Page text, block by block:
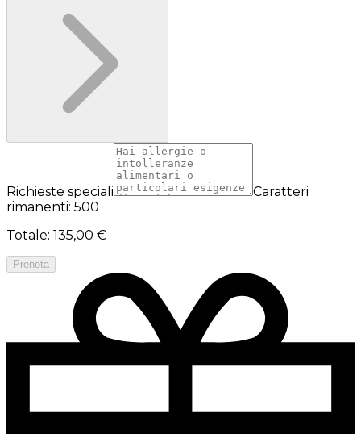
Richieste speciali
Caratteri
rimanenti: 500
Totale: 135,00 €
Prenota